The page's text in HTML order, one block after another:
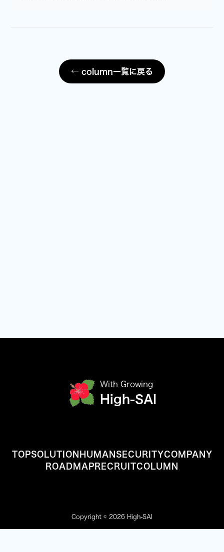
← column一覧に戻る
With Growing
High-SAI
TOPSOLUTION HUMAN SECURITYCOMPANY
ROADMAP RECRUITCOLUMN
Copyright © 2026 High-SAI